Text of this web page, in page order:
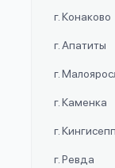
г. Конаково
г. Апатиты
г.
г. Каменка
г. Кингисепп
г. Ревда